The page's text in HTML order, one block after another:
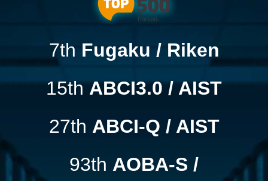
7th Fugaku / Riken
15thABCI3.0 / AIST
27th ABCI-Q / AIST
93th AOBA-S /